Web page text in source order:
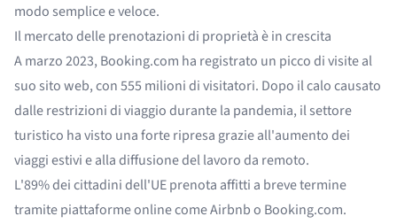
modo semplice e veloce.
Il mercato delle prenotazioni di proprietà è in crescita
A marzo 2023, Booking.com ha registrato un picco di visite al
suo sito web, con555 milioni di visitatori. Dopo il calo causato
dalle restrizioni di viaggio durante la pandemia, il settore
turistico ha visto una forte ripresa grazie all'aumento dei
viaggi estivi e alla diffusione del lavoro da remoto.
L'89% dei cittadini dell'UEprenota affitti a breve termine
tramite piattaforme online come Airbnb o Booking.com.